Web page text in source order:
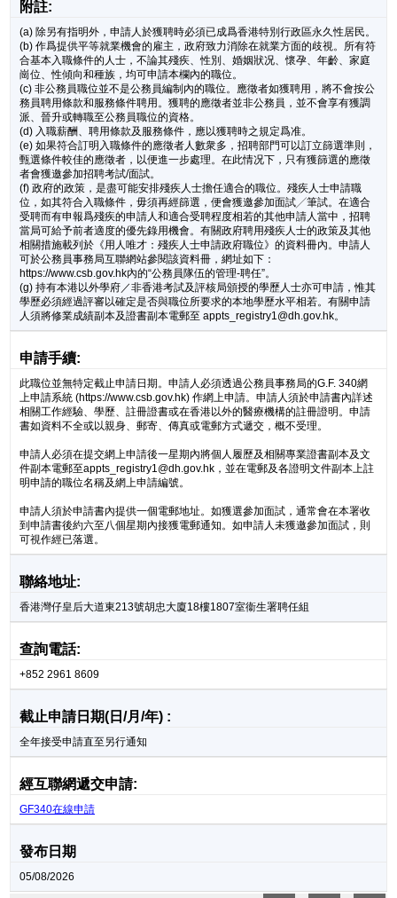
附註:
(a) 除另有指明外，申請人於獲聘時必須已成爲香港特別行政區永久性居民。
(b) 作爲提供平等就業機會的雇主，政府致力消除在就業方面的歧視。所有符
合基本入職條件的人士，不論其殘疾、性別、婚姻狀况、懷孕、年齡、家庭
崗位、性傾向和種族，均可申請本欄內的職位。
(c) 非公務員職位並不是公務員編制內的職位。應徵者如獲聘用，將不會按公
務員聘用條款和服務條件聘用。獲聘的應徵者並非公務員，並不會享有獲調
派、晉升或轉職至公務員職位的資格。
(d) 入職薪酬、聘用條款及服務條件，應以獲聘時之規定爲准。
(e) 如果符合訂明入職條件的應徵者人數衆多，招聘部門可以訂立篩選準則，
甄選條件較佳的應徵者，以便進一步處理。在此情况下，只有獲篩選的應徵
者會獲邀參加招聘考試/面試。
(f) 政府的政策，是盡可能安排殘疾人士擔任適合的職位。殘疾人士申請職
位，如其符合入職條件，毋須再經篩選，便會獲邀參加面試╱筆試。在適合
受聘而有申報爲殘疾的申請人和適合受聘程度相若的其他申請人當中，招聘
當局可給予前者適度的優先錄用機會。有關政府聘用殘疾人士的政策及其他
相關措施載列於《用人唯才：殘疾人士申請政府職位》的資料冊內。申請人
可於公務員事務局互聯網站參閱該資料冊，網址如下：
https://www.csb.gov.hk內的“公務員隊伍的管理-聘任”。
(g) 持有本港以外學府／非香港考試及評核局頒授的學歷人士亦可申請，惟其
學歷必須經過評審以確定是否與職位所要求的本地學歷水平相若。有關申請
人須將修業成績副本及證書副本電郵至 appts_registry1@dh.gov.hk。
申請手續:
此職位並無特定截止申請日期。申請人必須透過公務員事務局的G.F. 340網
上申請系統 (https://www.csb.gov.hk) 作網上申請。申請人須於申請書內詳述
相關工作經驗、學歷、註冊證書或在香港以外的醫療機構的註冊證明。申請
書如資料不全或以親身、郵寄、傳真或電郵方式遞交，概不受理。
申請人必須在提交網上申請後一星期內將個人履歷及相關專業證書副本及文
件副本電郵至appts_registry1@dh.gov.hk，並在電郵及各證明文件副本上註
明申請的職位名稱及網上申請編號。
申請人須於申請書內提供一個電郵地址。如獲選參加面試，通常會在本署收
到申請書後約六至八個星期內接獲電郵通知。如申請人未獲邀參加面試，則
可視作經已落選。
聯絡地址:
香港灣仔皇后大道東213號胡忠大廈18樓1807室衞生署聘任組
查詢電話:
+852 2961 8609
截止申請日期(日/月/年) :
全年接受申請直至另行通知
經互聯網遞交申請:
GF340在線申請
發布日期
05/08/2026